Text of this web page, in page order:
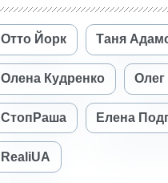
Отто Йорк Таня
Олена Кудренко
СтопРаша Елена
RealiUA